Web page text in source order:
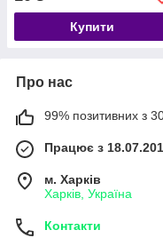
Купити
Про нас
99% позитивних з
Працює з
м. Харків
Харків, Україна
Контакти